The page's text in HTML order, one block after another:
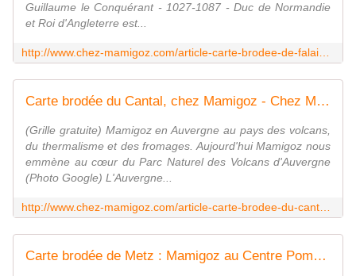
Guillaume le Conquérant - 1027-1087 - Duc de Normandie
et Roi d'Angleterre est...
Carte brodée du Cantal, chez Mamigoz - Chez Mamigoz
(Grille gratuite) Mamigoz en Auvergne au pays des volcans,
du thermalisme et des fromages. Aujourd'hui Mamigoz nous
emmène au cœur du Parc Naturel des Volcans d'Auvergne
(Photo Google) L'Auvergne...
Carte brodée de Metz : Mamigoz au Centre Pompidou - Chez Mamigoz